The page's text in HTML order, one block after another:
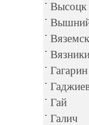
Высоцк
Гагарин
Гай
Галич